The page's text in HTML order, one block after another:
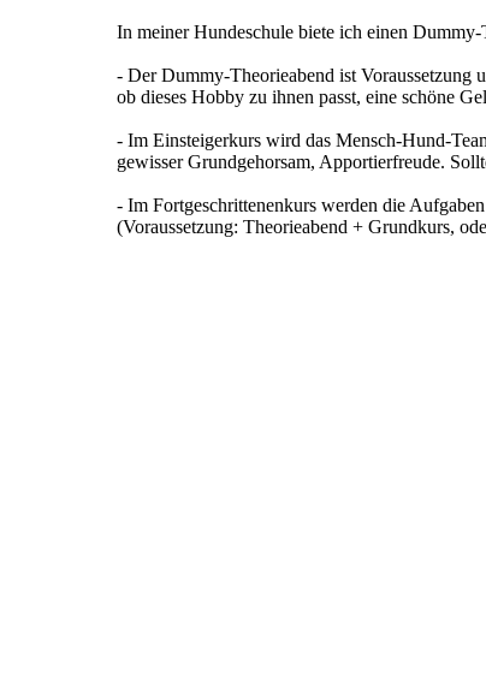
In meiner Hundeschule biete ich einen
- Der Dummy-Theorieabend ist Voraussetzung
ob dieses Hobby zu ihnen passt, eine schöne
- Im Einsteigerkurs wird das Mensch-Hund-
gewisser Grundgehorsam, Apportierfreude.
- Im Fortgeschrittenenkurs werden die
(Voraussetzung: Theorieabend + Grundkurs,